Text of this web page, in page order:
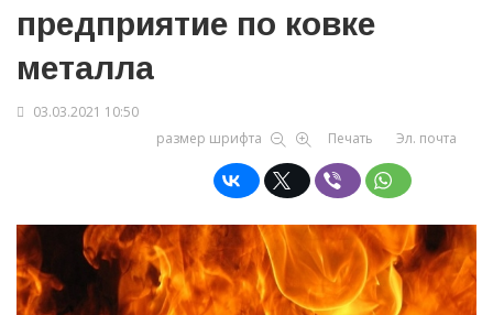
предприятие по ковке
металла
03.03.2021 10:50
размер шрифта
Печать Эл. почта